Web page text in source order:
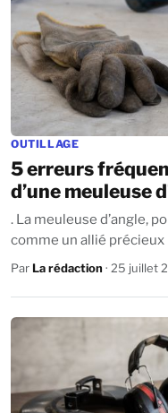
OUTILLAGE
5 erreurs
d’une meuleuse
. La meuleuse d’angle,
comme un allié
des
Par La rédaction · 25 juillet